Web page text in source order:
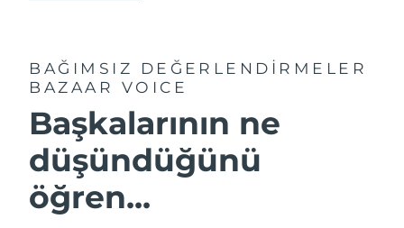
BAĞIMSIZ DEĞERLENDİRMELER
BAZAAR VOICE
Başkalarının ne
düşündüğünü
öğren...